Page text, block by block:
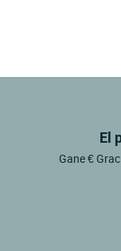
El
Gane €